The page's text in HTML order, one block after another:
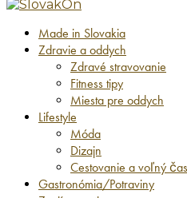
Made in Slovakia
Zdravie a oddych
Zdravé stravovanie
Fitness tipy
Miesta pre oddych
Lifestyle
Móda
Dizajn
Cestovanie a voľný čas
Gastronómia/Potraviny